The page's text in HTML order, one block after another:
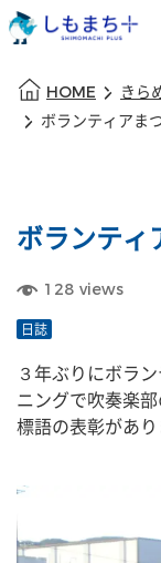
HOME きら
ボランティアま
ボランティ
128 views
日誌
３年ぶりにボラ
ニングで吹奏楽
標語の表彰があり